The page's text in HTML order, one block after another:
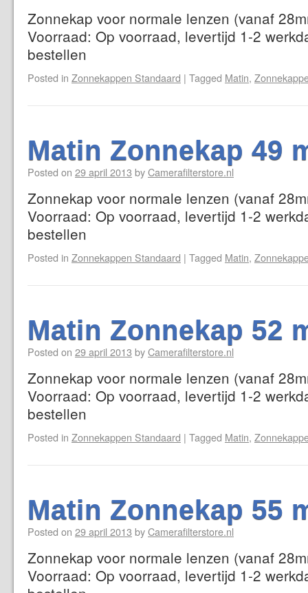
Zonnekap voor normale lenzen (vanaf
Voorraad: Op voorraad, levertijd 1-2
bestellen
Posted in Zonnekappen Standaard | Tagged Matin,
Matin Zonnekap 49
Posted on 29 april 2013 byCamerafilterstore.nl
Zonnekap voor normale lenzen (vanaf
Voorraad: Op voorraad, levertijd 1-2
bestellen
Posted in Zonnekappen Standaard | Tagged Matin,
Matin Zonnekap 52
Posted on 29 april 2013 byCamerafilterstore.nl
Zonnekap voor normale lenzen (vanaf
Voorraad: Op voorraad, levertijd 1-2
bestellen
Posted in Zonnekappen Standaard | Tagged Matin,
Matin Zonnekap 55
Posted on 29 april 2013 byCamerafilterstore.nl
Zonnekap voor normale lenzen (vanaf
Voorraad: Op voorraad, levertijd 1-2